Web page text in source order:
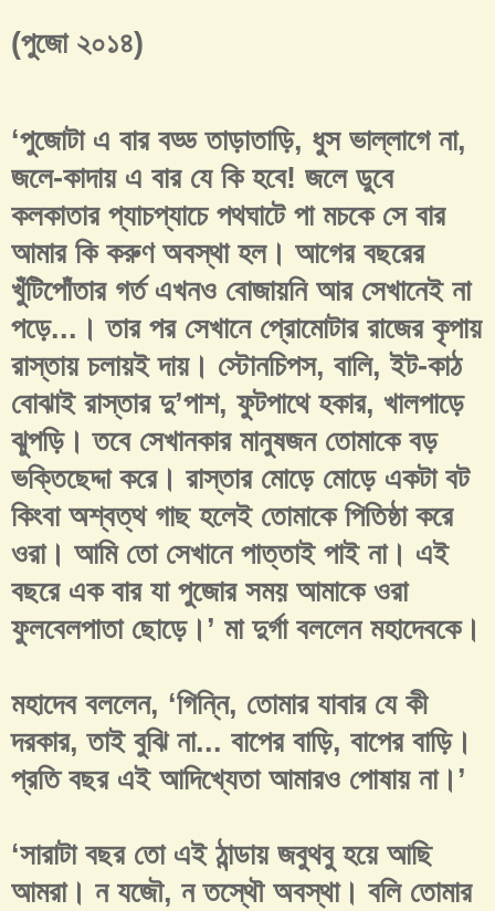
(পুজো ২০১৪)
‘পুজোটা এ বার বড্ড তাড়াতাড়ি, ধুস ভাল্লাগে না,
জলে-কাদায় এ বার যে কি হবে! জলে ডুবে
কলকাতার প্যাচপ্যাচে পথঘাটে পা মচকে সে বার
আমার কি করুণ অবস্থা হল। আগের বছরের
খুঁটিপোঁতার গর্ত এখনও বোজায়নি আর সেখানেই না
পড়ে...। তার পর সেখানে প্রোমোটার রাজের কৃপায়
রাস্তায় চলায়ই দায়। স্টোনচিপস, বালি, ইট-কাঠ
বোঝাই রাস্তার দু’পাশ, ফুটপাথে হকার, খালপাড়ে
ঝুপড়ি। তবে সেখানকার মানুষজন তোমাকে বড়
ভক্তিছেদ্দা করে। রাস্তার মোড়ে মোড়ে একটা বট
কিংবা অশ্বত্থ গাছ হলেই তোমাকে পিতিষ্ঠা করে
ওরা। আমি তো সেখানে পাত্তাই পাই না। এই
বছরে এক বার যা পুজোর সময় আমাকে ওরা
ফুলবেলপাতা ছোড়ে।’ মা দুর্গা বললেন মহাদেবকে।
মহাদেব বললেন, ‘গিন্নি, তোমার যাবার যে কী
দরকার, তাই বুঝি না... বাপের বাড়ি, বাপের বাড়ি।
প্রতি বছর এই আদিখ্যেতা আমারও পোষায় না।’
‘সারাটা বছর তো এই ঠান্ডায় জবুথবু হয়ে আছি
আমরা। ন যজৌ, ন তস্থৌ অবস্থা। বলি তোমার